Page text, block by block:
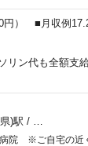
円） ■月収例
ン代も全額支
)駅 /
院 ※ご自宅の近